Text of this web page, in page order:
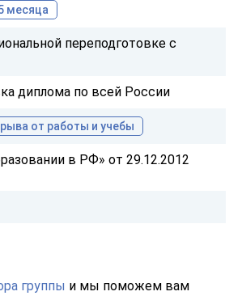
месяца
переподготовке с
диплома по всей России
от работы и учебы
в РФ» от 29.12.2012
группы и мы поможем вам